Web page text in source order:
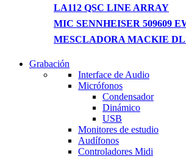
LA112 QSC LINE ARRAY
MIC SENNHEISER 509609
MESCLADORA MACKIE
GAMER
Shop Now
Grabación
Interface de Audio
Micrófonos
Condensador
Dinámico
USB
Monitores de estudio
Audífonos
Controladores Midi